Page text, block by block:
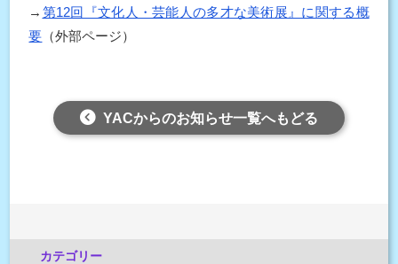
→ 第12回『文化人・芸能人の多才な美術展』に関する概
要 （外部ページ）
YACからのお知らせ一覧へもどる
カテゴリー